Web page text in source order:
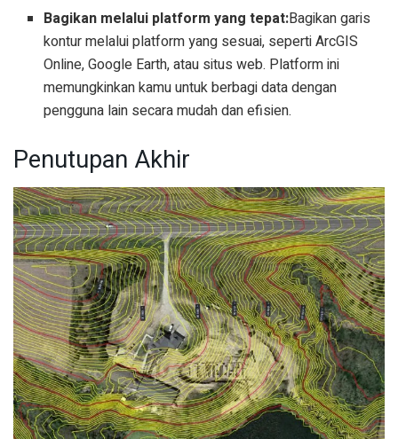
Bagikan melalui platform yang tepat:Bagikan garis
kontur melalui platform yang sesuai, seperti ArcGIS
Online, Google Earth, atau situs web. Platform ini
memungkinkan kamu untuk berbagi data dengan
pengguna lain secara mudah dan efisien.
Penutupan Akhir